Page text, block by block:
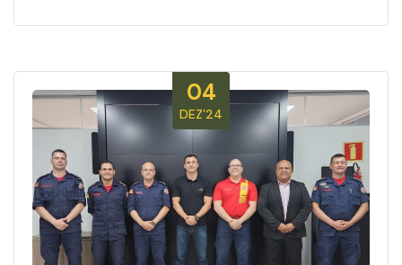
04
DEZ’24